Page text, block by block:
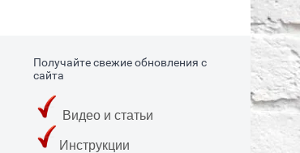
Получайте свежие обновления с
сайта
Видео и статьи
Инструкции